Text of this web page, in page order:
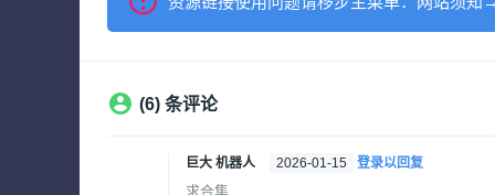
(6) 条评论
巨大 机器人 2026-01-15 登录以回复
求合集